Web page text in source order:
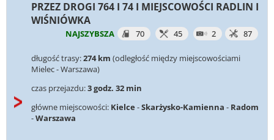
PRZEZ DROGI 764 I 74 I MIEJSCOWOŚCI RADLIN I
WIŚNIÓWKA
NAJSZYBSZA 70 45 2 87
długość trasy:274 km (odległość między miejscowościami
Mielec - Warszawa)
czas przejazdu:3 godz. 32 min
główne miejscowości: Kielce -Skarżysko-Kamienna - Radom
-Warszawa